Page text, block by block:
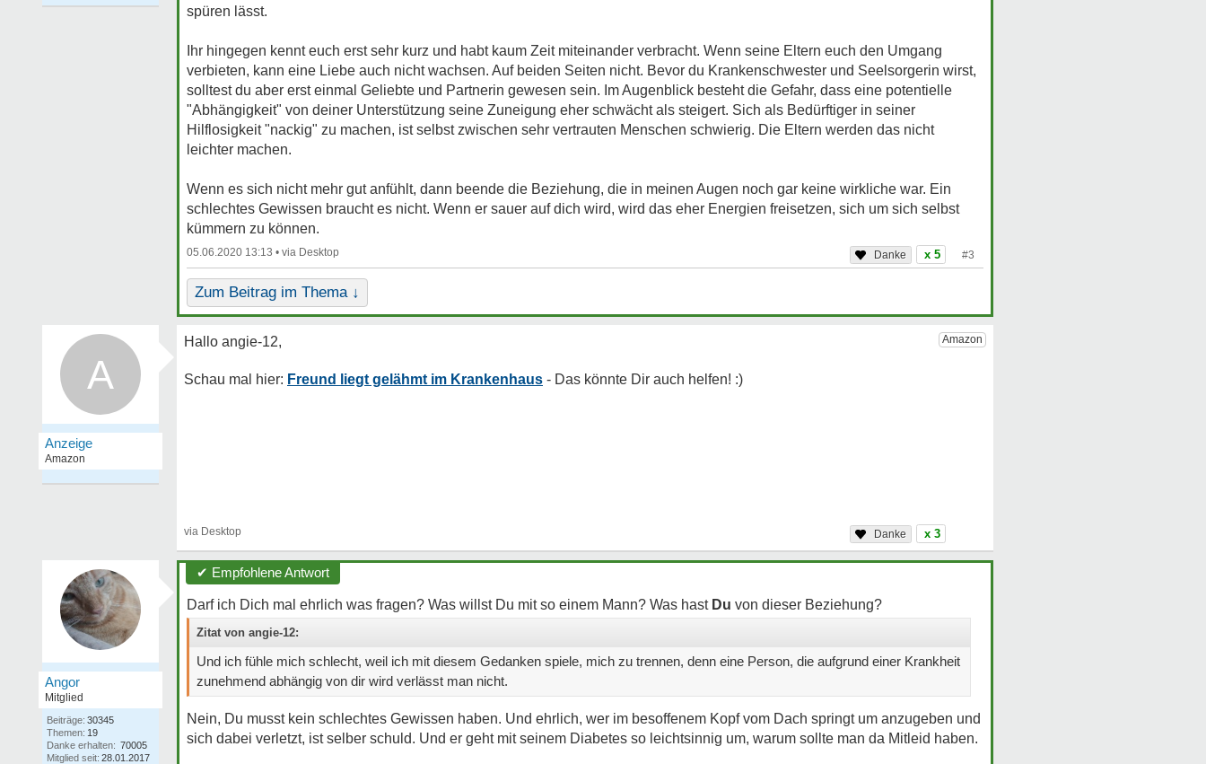
spüren lässt.
Ihr hingegen kennt euch erst sehr kurz und habt kaum Zeit miteinander verbracht. Wenn seine Eltern euch den Umgang
verbieten, kann eine Liebe auch nicht wachsen. Auf beiden Seiten nicht. Bevor du Krankenschwester und Seelsorgerin wirst,
solltest du aber erst einmal Geliebte und Partnerin gewesen sein. Im Augenblick besteht die Gefahr, dass eine potentielle
"Abhängigkeit" von deiner Unterstützung seine Zuneigung eher schwächt als steigert. Sich als Bedürftiger in seiner
Hilflosigkeit "nackig" zu machen, ist selbst zwischen sehr vertrauten Menschen schwierig. Die Eltern werden das nicht
leichter machen.
Wenn es sich nicht mehr gut anfühlt, dann beende die Beziehung, die in meinen Augen noch gar keine wirkliche war. Ein
schlechtes Gewissen braucht es nicht. Wenn er sauer auf dich wird, wird das eher Energien freisetzen, sich um sich selbst
kümmern zu können.
05.06.2020 13:13 • x 5 #3
Zum Beitrag im Thema ↓
A Freund liegt gelähmt im Krankenhaus
x 3
Angor
Mitglied
Beiträge: 30345
Themen: 19
Danke erhalten: 70005
Mitglied seit: 28.01.2017
✔ Empfohlene Antwort
Darf ich Dich mal ehrlich was fragen? Was willst Du mit so einem Mann? Was hast Du von dieser Beziehung?
Zitat von angie-12:
Und ich fühle mich schlecht, weil ich mit diesem Gedanken spiele, mich zu trennen, denn eine Person, die aufgrund einer Krankheit
zunehmend abhängig von dir wird verlässt man nicht.
Nein, Du musst kein schlechtes Gewissen haben. Und ehrlich, wer im besoffenem Kopf vom Dach springt um anzugeben und
sich dabei verletzt, ist selber schuld. Und er geht mit seinem Diabetes so leichtsinnig um, warum sollte man da Mitleid haben.